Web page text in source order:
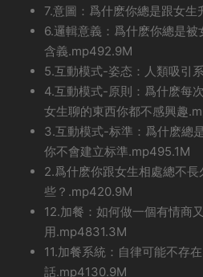
7.意圖：爲什麽你總是跟女
6.邏輯意義：爲什麽你總是
含義.mp492.9M
5.互動模式-姿态：人類吸引
4.互動模式-原則：爲什麽每
女生聊的東西你都不感興趣
3.互動模式-标準：爲什麽總
你不會建立标準.mp495.1M
2.爲什麽你跟女生相處總不
些？.mp420.9M
12.加餐：如何做一個有情商
用.mp4831.3M
11.加餐系統：自律可能不存
話.mp4130.9M